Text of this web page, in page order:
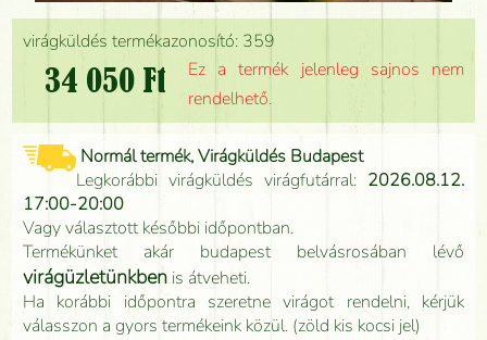
virágküldés termékazonosító: 359
34 050 Ft
Ez a termék jelenleg sajnos nem
rendelhető.
Normál termék, Virágküldés Budapest
Legkorábbi virágküldés virágfutárral: 2026.08.12.
17:00-20:00
Vagy választott későbbi időpontban.
Termékünket akár budapest belvásrosában lévő
virágüzletünkben is átveheti.
Ha korábbi időpontra szeretne virágot rendelni, kérjük
válasszon a gyors termékeink közül. (zöld kis kocsi jel)